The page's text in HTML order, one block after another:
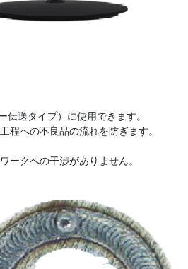
送タイプ）に使用できます。
程への不良品の流れを防ぎます。
ークへの干渉がありません。